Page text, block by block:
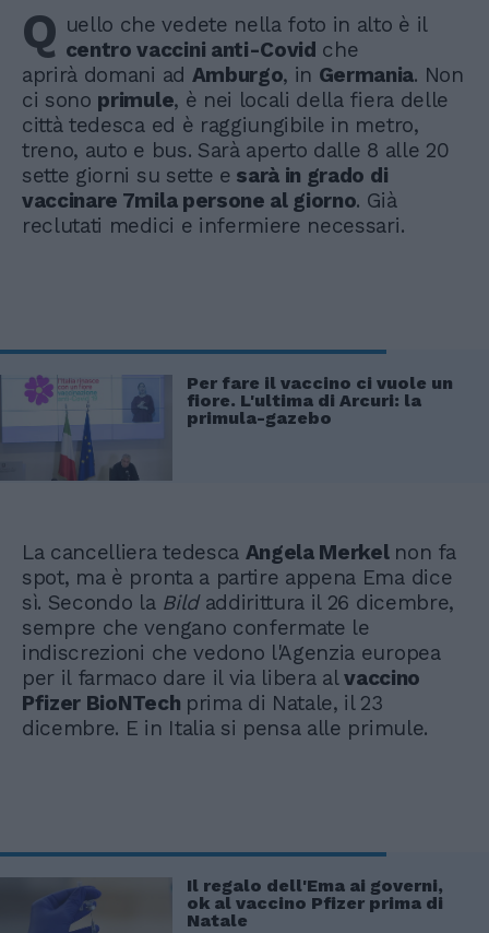
Q uello che vedete nella foto in alto è il
centro vaccini anti-Covid che
aprirà domani ad Amburgo, in Germania. Non
ci sono primule, è nei locali della fiera delle
città tedesca ed è raggiungibile in metro,
treno, auto e bus. Sarà aperto dalle 8 alle 20
sette giorni su sette e sarà in grado di
vaccinare 7mila persone al giorno. Già
reclutati medici e infermiere necessari.
Per fare il vaccino ci vuole un
fiore. L'ultima di Arcuri: la
primula-gazebo
La cancelliera tedesca Angela Merkel non fa
spot, ma è pronta a partire appena Ema dice
sì. Secondo la Bildaddirittura il 26 dicembre,
sempre che vengano confermate le
indiscrezioni che vedono l'Agenzia europea
per il farmaco dare il via libera alvaccino
Pfizer BioNTech prima di Natale, il 23
dicembre. E in Italia si pensa alle primule.
Il regalo dell'Ema ai governi,
ok al vaccino Pfizer prima di
Natale